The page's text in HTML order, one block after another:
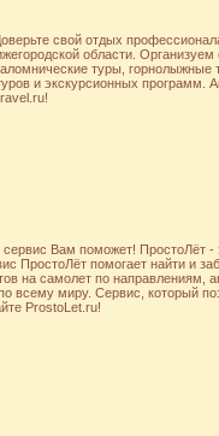
свой отдых
области. Организуем
туры, горнолыжные
и экскурсионных программ.
Вам поможет! ПростоЛёт -
ПростоЛёт помогает найти и
на самолет по направлениям,
всему миру. Сервис, который
ProstoLet.ru!